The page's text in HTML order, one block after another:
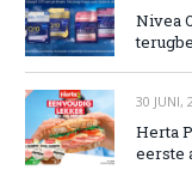
Nivea
30 JUNI,
Herta
eerste